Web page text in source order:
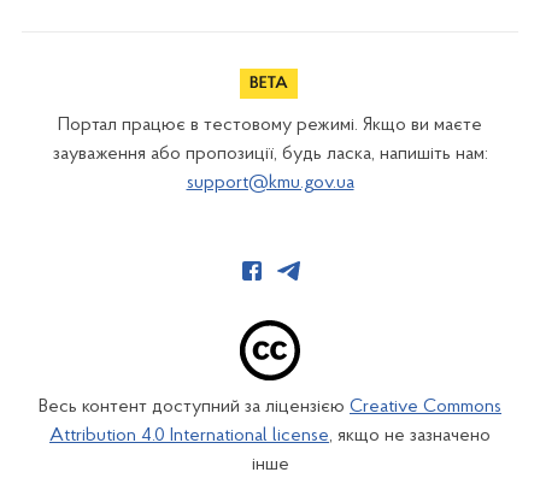
Портал працює в тестовому режимі. Якщо ви маєте
зауваження або пропозиції, будь ласка, напишіть нам:
support@kmu.gov.ua
Весь контент доступний за ліцензією Creative Commons
Attribution 4.0 International license, якщо не зазначено
інше